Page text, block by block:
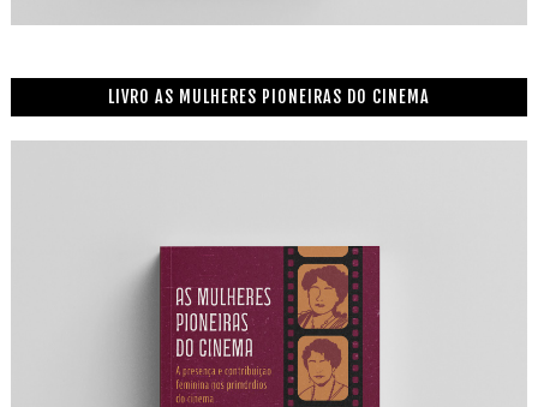
LIVRO AS MULHERES PIONEIRAS DO CINEMA